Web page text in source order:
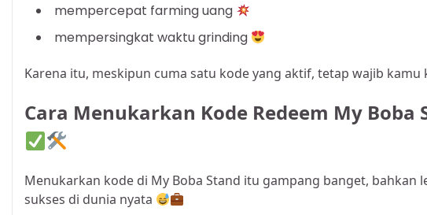
mempercepat farming uang
mempersingkat waktu grinding
Karena itu, meskipun cuma satu kode yang aktif, tetap wajib kamu
Cara Menukarkan Kode Redeem My
Menukarkan kode di My Boba Stand itu gampang banget, bahkan
sukses di dunia nyata